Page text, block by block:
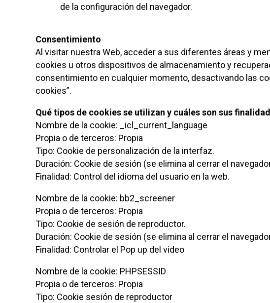
de la configuración del navegador.
Consentimiento
Al visitar nuestra Web, acceder a sus diferentes áreas y
cookies u otros dispositivos de almacenamiento y
consentimiento en cualquier momento, desactivando las
cookies”.
Qué tipos de cookies se utilizan y cuáles son sus
Nombre de la cookie: _icl_current_language
Propia o de terceros: Propia
Tipo: Cookie de personalización de la interfaz.
Duración: Cookie de sesión (se elimina al cerrar el
Finalidad: Control del idioma del usuario en la web.
Nombre de la cookie: bb2_screener
Propia o de terceros: Propia
Tipo: Cookie de sesión de reproductor.
Duración: Cookie de sesión (se elimina al cerrar el
Finalidad: Controlar el Pop up del video
Nombre de la cookie: PHPSESSID
Propia o de terceros: Propia
Tipo: Cookie sesión de reproductor